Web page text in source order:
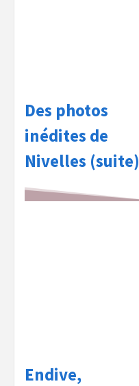
Des photos
inédites de
Nivelles (suite)
Endive,